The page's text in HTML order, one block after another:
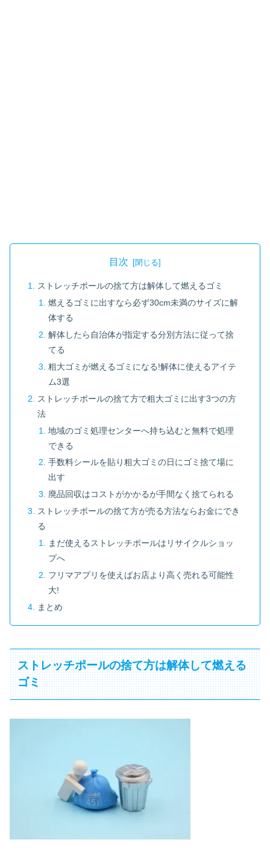
目次
ストレッチポールの捨て方は解体して燃えるゴミ
燃えるゴミに出すなら必ず30cm未満のサイズに解
体する
解体したら自治体が指定する分別方法に従って捨
てる
粗大ゴミが燃えるゴミになる!解体に使えるアイテ
ム3選
ストレッチポールの捨て方で粗大ゴミに出す3つの方
法
地域のゴミ処理センターへ持ち込むと無料で処理
できる
手数料シールを貼り粗大ゴミの日にゴミ捨て場に
出す
廃品回収はコストがかかるが手間なく捨てられる
ストレッチポールの捨て方が売る方法ならお金にでき
る
まだ使えるストレッチポールはリサイクルショッ
プへ
フリマアプリを使えばお店より高く売れる可能性
大!
まとめ
ストレッチポールの捨て方は解体して燃える
ゴミ